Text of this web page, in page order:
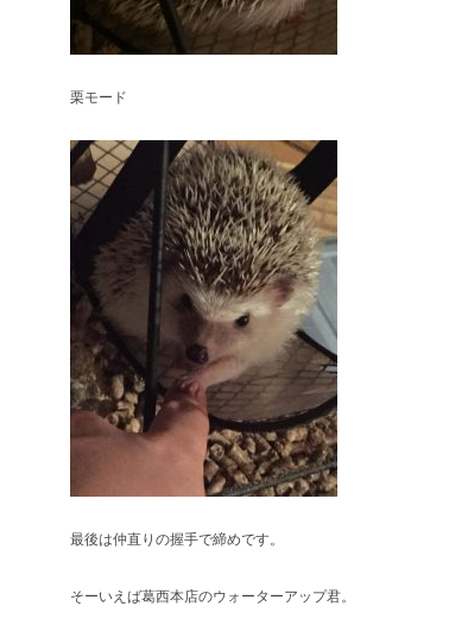
栗モード
最後は仲直りの握手で締めです。
そーいえば葛西本店のウォーターアップ君。